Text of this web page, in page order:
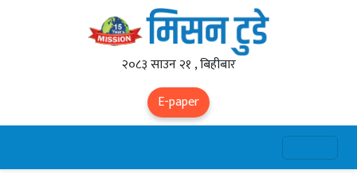
२०८३ साउन २१ , बिहीबार
E-paper